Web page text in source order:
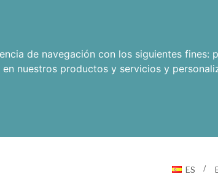
de navegación con los siguientes fines:
en nuestros productos y servicios y
ES